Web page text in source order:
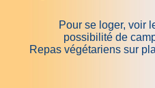
Pour se loger, voir
possibilité de
Repas végétariens sur